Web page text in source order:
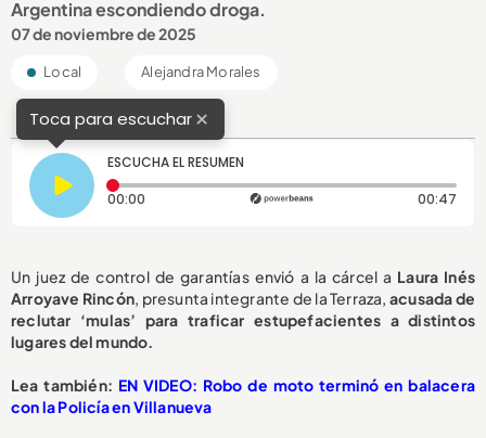
Argentina escondiendo droga.
07 de noviembre de 2025
Local Alejandra Morales
Toca para escuchar×
ESCUCHA EL RESUMEN
00:00 Tiempo transcurrido: 0 segundos 00:47
Un juez de control de garantías envió a la cárcel a Laura Inés
Arroyave Rincón, presunta integrante de la Terraza, acusada de
reclutar ‘mulas’ para traficar estupefacientes a distintos
lugares del mundo.
Lea también: EN VIDEO: Robo de moto terminó en balacera
con la Policía en Villanueva